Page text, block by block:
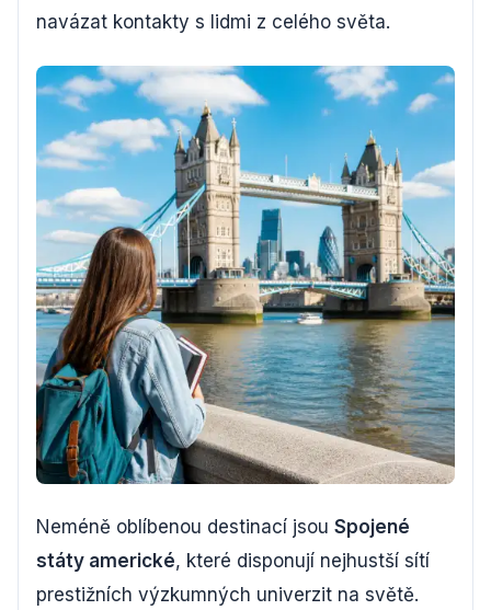
navázat kontakty s lidmi z celého světa.
Neméně oblíbenou destinací jsou Spojené
státy americké, které disponují nejhustší sítí
prestižních výzkumných univerzit na světě.